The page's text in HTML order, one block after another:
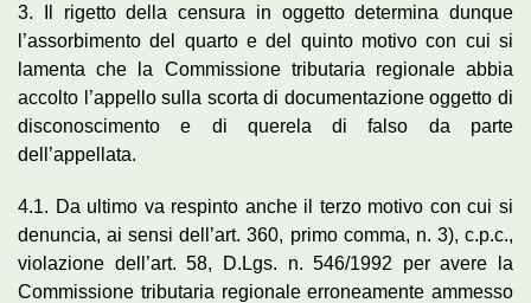
3. Il rigetto della censura in oggetto determina dunque
l’assorbimento del quarto e del quinto motivo con cui si
lamenta che la Commissione tributaria regionale abbia
accolto l’appello sulla scorta di documentazione oggetto di
disconoscimento e di querela di falso da parte
dell’appellata.
4.1. Da ultimo va respinto anche il terzo motivo con cui si
denuncia, ai sensi dell’art. 360, primo comma, n. 3), c.p.c.,
violazione dell’art. 58, D.Lgs. n. 546/1992 per avere la
Commissione tributaria regionale erroneamente ammesso